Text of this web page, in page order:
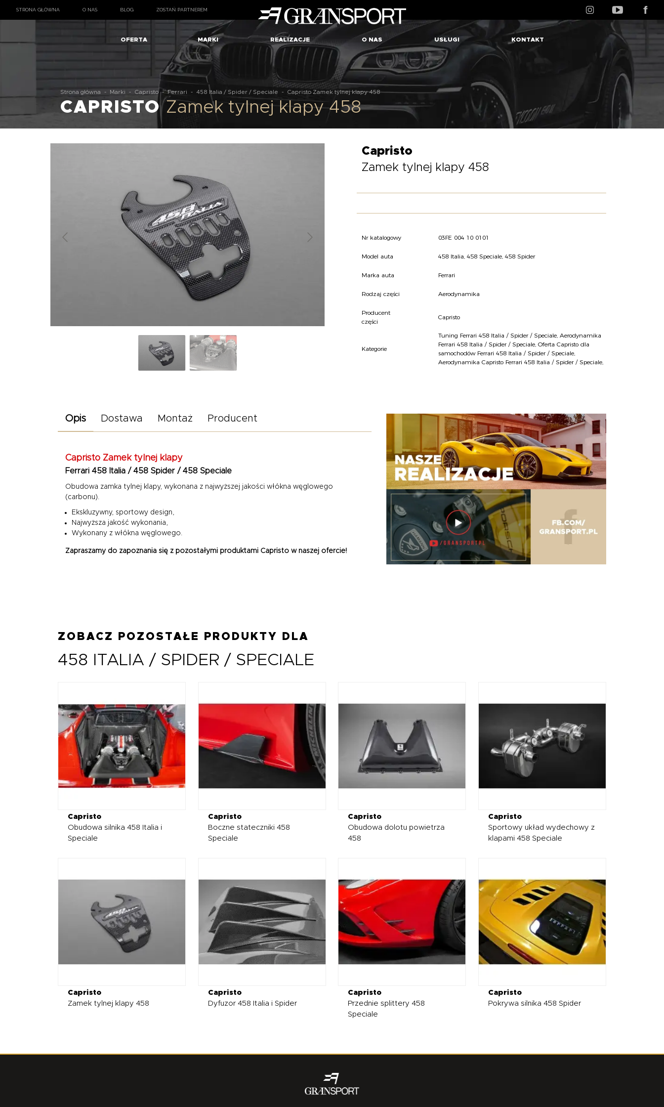
STRONA GŁÓWNA O NAS BLOG ZOSTAŃ PARTNEREM
OFERTA MARKI REALIZACJE O NAS USŁUGI KONTAKT
Strona główna - Marki - Capristo - Ferrari - 458 Italia / Spider / Speciale - Capristo Zamek tylnej klapy 458
CAPRISTOZamek tylnej klapy 458
Capristo
Zamek tylnej klapy 458
Nr katalogowy 03FE 004 10 0101
Model auta 458 Italia, 458 Speciale, 458 Spider
Marka auta Ferrari
Rodzaj części Aerodynamika
Producent
części
Capristo
Kategorie
Tuning Ferrari 458 Italia / Spider / Speciale, Aerodynamika
Ferrari 458 Italia / Spider / Speciale, Oferta Capristo dla
samochodów Ferrari 458 Italia / Spider / Speciale,
Aerodynamika Capristo Ferrari 458 Italia / Spider / Speciale,
Opis Dostawa Montaż Producent
Capristo Zamek tylnej klapy
Ferrari 458 Italia / 458 Spider / 458 Speciale
Obudowa zamka tylnej klapy, wykonana z najwyższej jakości włókna węglowego
(carbonu).
Ekskluzywny, sportowy design,
Najwyższa jakość wykonania,
Wykonany z włókna węglowego.
Zapraszamy do zapoznania się z pozostałymi produktami Capristo w naszej ofercie!
ZOBACZ POZOSTAŁE PRODUKTY DLA
458 ITALIA / SPIDER / SPECIALE
Capristo
Obudowa silnika 458 Italia i
Speciale
Capristo
Boczne stateczniki 458
Speciale
Capristo
Obudowa dolotu powietrza
458
Capristo
Sportowy układ wydechowy z
klapami 458 Speciale
Capristo
Zamek tylnej klapy 458
Capristo
Dyfuzor 458 Italia i Spider
Capristo
Przednie splittery 458
Speciale
Capristo
Pokrywa silnika 458 Spider